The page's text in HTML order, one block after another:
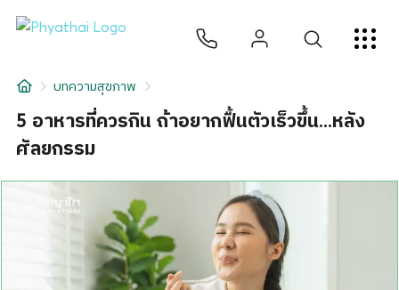
เกี่ยวกับเรา
สาขาโรงพยาบาล
บทความสุขภาพ
5 อาหารที่ควรกิน ถ้าอยากฟื้นตัวเร็วขึ้น...หลัง
ศัลยกรรม